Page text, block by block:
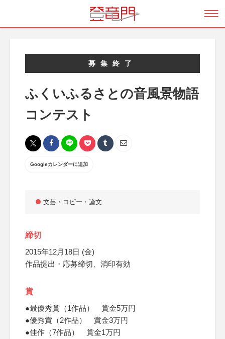
募集終了
ふくいふるさとの音風景物語
コンテスト
Googleカレンダーに追加
文芸・コピー・論文
締切
2015年12月18日 (金)
作品提出・応募締切、消印有効
賞
●最優秀賞（1作品） 賞金5万円
●優秀賞（2作品） 賞金3万円
●佳作（7作品） 賞金1万円